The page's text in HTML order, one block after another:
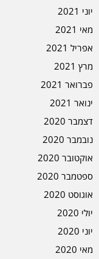
יוני 2021
מאי 2021
אפריל 2021
מרץ 2021
פברואר 2021
ינואר 2021
דצמבר 2020
נובמבר 2020
אוקטובר 2020
ספטמבר 2020
אוגוסט 2020
יולי 2020
יוני 2020
מאי 2020